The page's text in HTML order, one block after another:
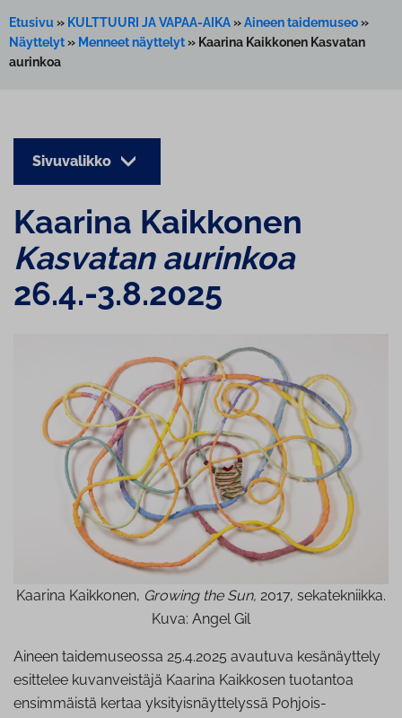
Etusivu » KULTTUURI JA VAPAA-AIKA»Aineen taidemuseo»
Näyttelyt» Menneet näyttelyt» Kaarina Kaikkonen Kasvatan
aurinkoa
Sivuvalikko
Kaarina Kaikkonen
Kasvatan aurinkoa
26.4.-3.8.2025
Kaarina Kaikkonen, Growing the Sun, 2017, sekatekniikka.
Kuva: Angel Gil
Aineen taidemuseossa 25.4.2025 avautuva kesänäyttely
esittelee kuvanveistäjä Kaarina Kaikkosen tuotantoa
ensimmäistä kertaa yksityisnäyttelyssä Pohjois-